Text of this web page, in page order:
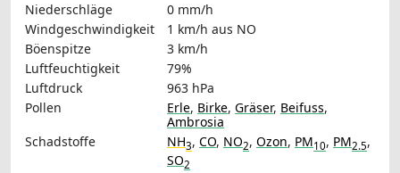
Niederschläge
0 mm/h
Windgeschwindigkeit
1 km/h aus NO
Böenspitze
3 km/h
Luftfeuchtigkeit
79%
Luftdruck
963 hPa
Pollen
Erle, Birke, Gräser, Beifuss,
Ambrosia
Schadstoffe
NH3, CO, NO2, Ozon, PM10, PM2.5,
SO2